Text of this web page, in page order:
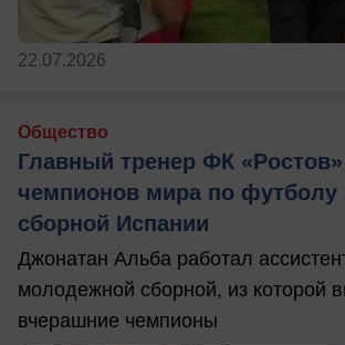
22.07.2026
Общество
Главный тренер ФК
чемпионов мира по футболу
сборной Испании
Джонатан Альба работал
молодежной сборной, из которой
вчерашние чемпионы